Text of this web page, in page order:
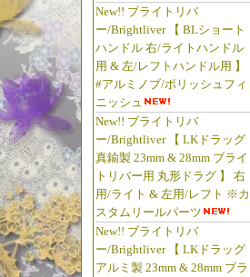
New!! ブライトリバ
ー/Brightliver 【 BLショート
ハンドル 右/ライトハンドル
用 & 左/レフトハンドル用 】
#アルミノブ/ポリッシュフィ
ニッシュ
New!! ブライトリバ
ー/Brightliver 【 LKドラッグ
真鍮製 23mm & 28mm ブライ
トリバー用 丸形ドラグ 】 右
用/ライト & 左用/レフト ※カ
スタムリールパーツ
New!! ブライトリバ
ー/Brightliver 【 LKドラッグ
アルミ製 23mm & 28mm ブラ